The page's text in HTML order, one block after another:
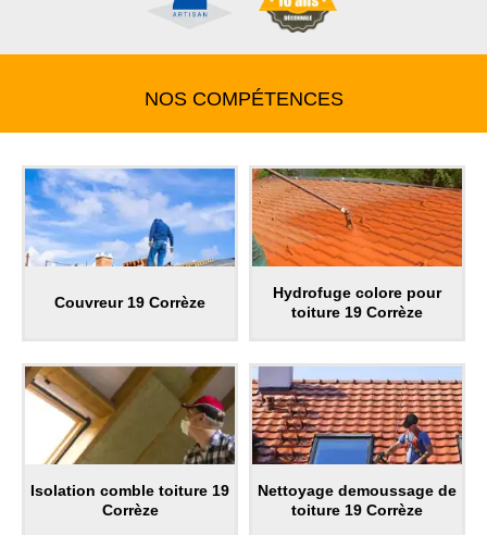
NOS COMPÉTENCES
Couvreur 19 Corrèze
Hydrofuge colore pour
toiture 19 Corrèze
Isolation comble toiture 19
Corrèze
Nettoyage demoussage de
toiture 19 Corrèze